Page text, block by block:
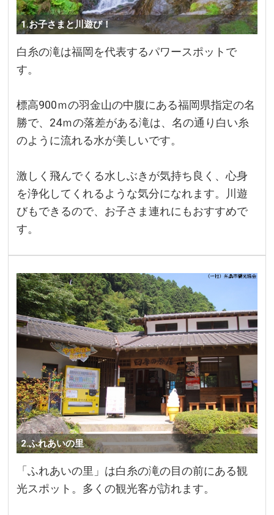
1.お子さまと川遊び！
白糸の滝は福岡を代表するパワースポットで
す。
標高900ｍの羽金山の中腹にある福岡県指定の名
勝で、24ｍの落差がある滝は、名の通り白い糸
のように流れる水が美しいです。
激しく飛んでくる水しぶきが気持ち良く、心身
を浄化してくれるような気分になれます。川遊
びもできるので、お子さま連れにもおすすめで
す。
2.ふれあいの里
「ふれあいの里」は白糸の滝の目の前にある観
光スポット。多くの観光客が訪れます。